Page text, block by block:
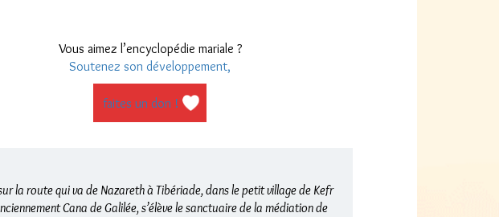
Vous aimez l’encyclopédie mariale ?
Soutenez son développement,
faites un don !
la route qui va de Nazareth à Tibériade, dans le petit village de Kefr
Cana de Galilée, s’élève le sanctuaire de la médiation de